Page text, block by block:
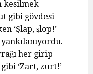
kesilmek
gibi gövdesi
‘Şlap, şlop!’
her girip
‘Zart, zurt!’